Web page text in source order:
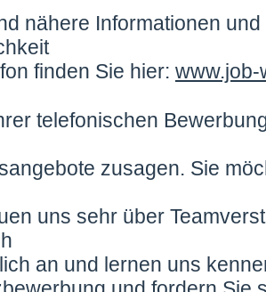
nähere Informationen und
finden Sie hier:
telefonischen
zusagen. Sie
uns sehr über
an und lernen uns